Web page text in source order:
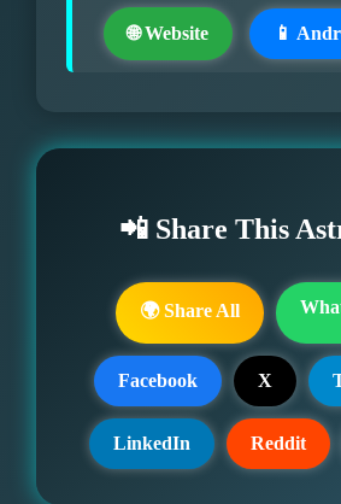
🌐 Website 📱
📲 Share This
🌍 Share All
Facebook X
LinkedIn Reddit